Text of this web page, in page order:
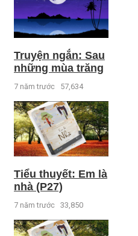
Truyện ngắn: Sau
những mùa trăng
7 năm trước 57,634
Tiểu thuyết: Em là
nhà (P27)
7 năm trước 33,850